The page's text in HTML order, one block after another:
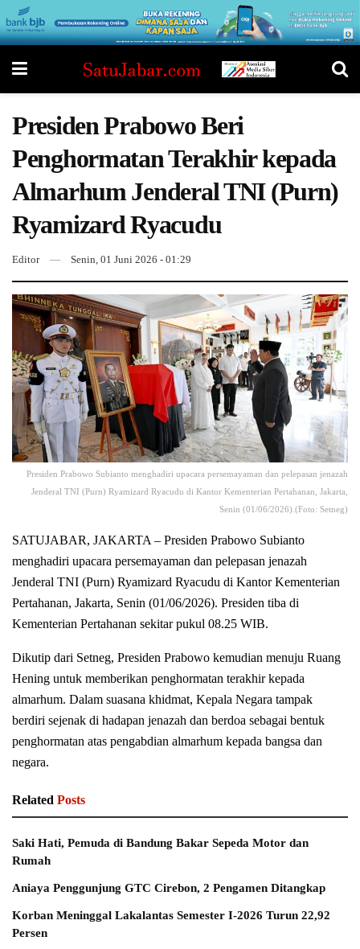
Presiden Prabowo Beri
Penghormatan Terakhir kepada
Almarhum Jenderal TNI (Purn)
Ryamizard Ryacudu
Editor Senin, 01 Juni 2026 - 01:29
Presiden Prabowo Subianto menghadiri upacara persemayaman dan pelepasan jenazah
Jenderal TNI (Purn) Ryamizard Ryacudu di Kantor Kementerian Pertahanan, Jakarta,
Senin (01/06/2026).(Foto: Setneg)
SATUJABAR, JAKARTA – Presiden Prabowo Subianto
menghadiri upacara persemayaman dan pelepasan jenazah
Jenderal TNI (Purn) Ryamizard Ryacudu di Kantor Kementerian
Pertahanan, Jakarta, Senin (01/06/2026). Presiden tiba di
Kementerian Pertahanan sekitar pukul 08.25 WIB.
Dikutip dari Setneg, Presiden Prabowo kemudian menuju Ruang
Hening untuk memberikan penghormatan terakhir kepada
almarhum. Dalam suasana khidmat, Kepala Negara tampak
berdiri sejenak di hadapan jenazah dan berdoa sebagai bentuk
penghormatan atas pengabdian almarhum kepada bangsa dan
negara.
Related Posts
Saki Hati, Pemuda di Bandung Bakar Sepeda Motor dan
Rumah
Aniaya Penggunjung GTC Cirebon, 2 Pengamen Ditangkap
Korban Meninggal Lakalantas Semester I-2026 Turun 22,92
Persen